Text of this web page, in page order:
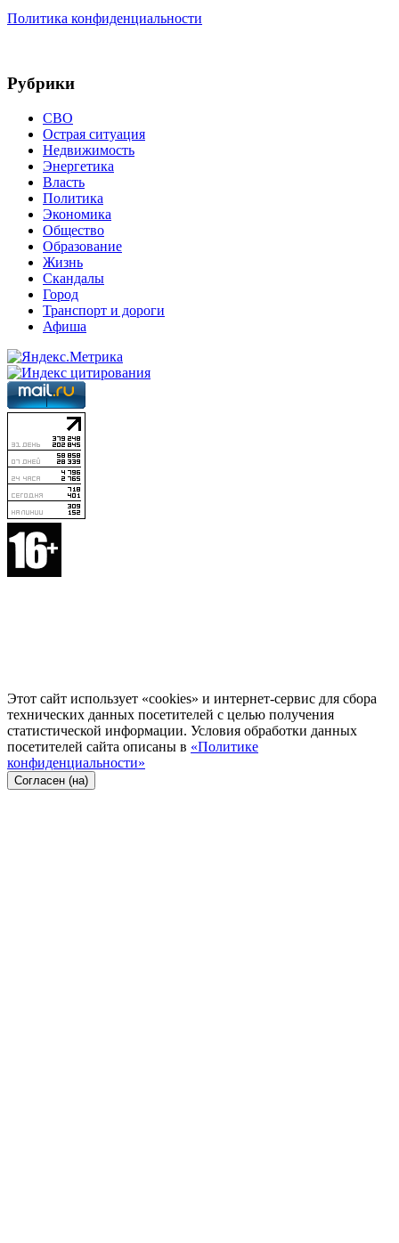
Политика конфиденциальности
Рубрики
СВО
Острая ситуация
Недвижимость
Энергетика
Власть
Политика
Экономика
Общество
Образование
Жизнь
Скандалы
Город
Транспорт и дороги
Афиша
Этот сайт использует «cookies» и интернет-сервис для сбора
технических данных посетителей с целью получения
статистической информации. Условия обработки данных
посетителей сайта описаны в «Политике
конфиденциальности»
Согласен (на)